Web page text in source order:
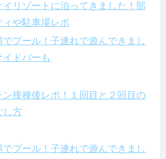
イリゾートに泊ってきました！部
ィや駐車場レポ
でプール！子連れで遊んできまし
ドバーも
ン接種後レポ！１回目と２回目の
し方
でプール！子連れで遊んできまし